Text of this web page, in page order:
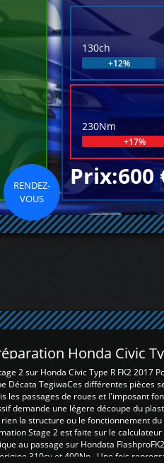
RENDEZ-
VOUS
130ch
+12%
230Nm
+17%
Prix:600
Honda Civic
2 sur Honda Civic Type R FK2 2017
Décata TegiwaCes différentes pièces
les passages de roues et l'imposant
demande une légere découpe du
la structure ou le fonctionnement du
Stage 2 est faite sur le
au passage sur Hondata
310cv et 400Nn , Une fois